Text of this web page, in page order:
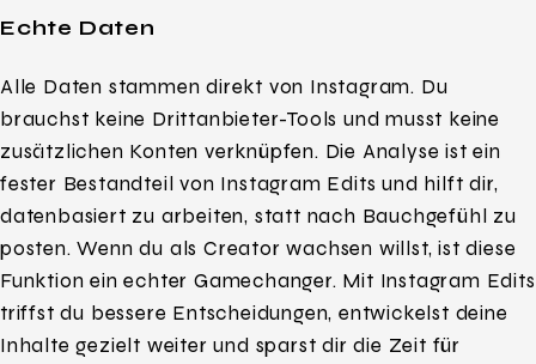
Echte Daten
Alle Daten stammen direkt von Instagram. Du
brauchst keine Drittanbieter-Tools und musst keine
zusätzlichen Konten verknüpfen. Die Analyse ist ein
fester Bestandteil von Instagram Edits und hilft dir,
datenbasiert zu arbeiten, statt nach Bauchgefühl zu
posten. Wenn du als Creator wachsen willst, ist diese
Funktion ein echter Gamechanger. Mit Instagram Edits
triffst du bessere Entscheidungen, entwickelst deine
Inhalte gezielt weiter und sparst dir die Zeit für